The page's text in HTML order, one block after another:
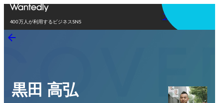
400万人が利用するビジネスSNS
アプリを使う
黒田 高弘